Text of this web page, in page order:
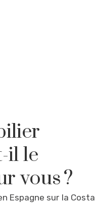
il le
vous ?
Espagne sur la Costa